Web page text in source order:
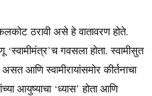
ठरावी असे हे वातावरण होते.
गवसला होता. स्वामीसुत
आणि स्वामीरायांसमोर कीर्तनाचा
आयुष्याचा ‘ध्यास’ होता आणि